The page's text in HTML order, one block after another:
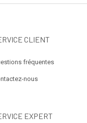
CLIENT
fréquentes
nous
EXPERT